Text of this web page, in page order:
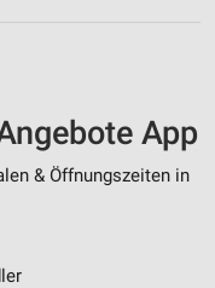
App
& Öffnungszeiten in